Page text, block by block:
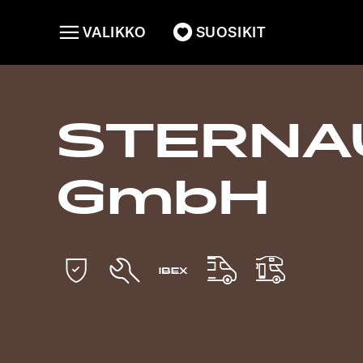
SUOSIKIT
VALIKKO
GmbH